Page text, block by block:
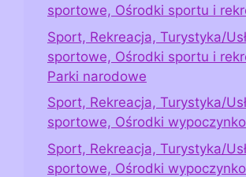
sportowe, Ośrodki sportu i
Sport, Rekreacja, Turystyka/
sportowe, Ośrodki sportu i
Parki narodowe
Sport, Rekreacja, Turystyka/
sportowe, Ośrodki
Sport, Rekreacja, Turystyka/
sportowe, Ośrodki